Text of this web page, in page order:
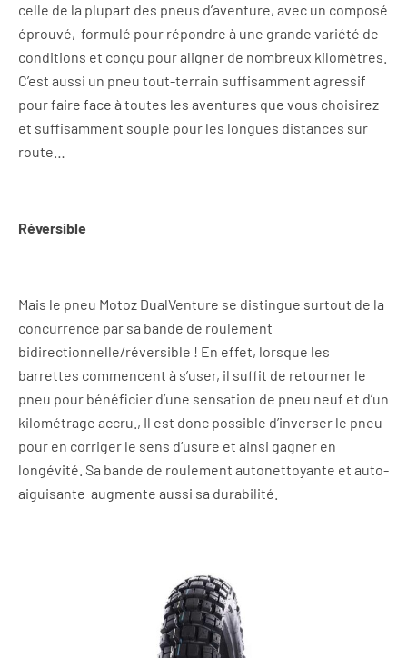
celle de la plupart des pneus d’aventure, avec un composé
éprouvé, formulé pour répondre à une grande variété de
conditions et conçu pour aligner de nombreux kilomètres.
C’est aussi un pneu tout-terrain suffisamment agressif
pour faire face à toutes les aventures que vous choisirez
et suffisamment souple pour les longues distances sur
route…
Réversible
Mais le pneu Motoz DualVenture se distingue surtout de la
concurrence par sa bande de roulement
bidirectionnelle/réversible ! En effet, lorsque les
barrettes commencent à s’user, il suffit de retourner le
pneu pour bénéficier d’une sensation de pneu neuf et d’un
kilométrage accru., Il est donc possible d’inverser le pneu
pour en corriger le sens d’usure et ainsi gagner en
longévité. Sa bande de roulement autonettoyante et auto-
aiguisante augmente aussi sa durabilité.